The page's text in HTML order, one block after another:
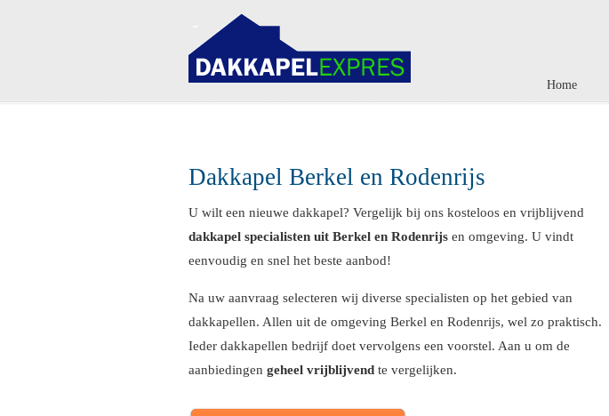
Home
Navigation
Dakkapel Berkel en Rodenrijs
U wilt een nieuwe dakkapel? Vergelijk bij ons kosteloos en vrijblijvend
dakkapel specialisten uit Berkel en Rodenrijs en omgeving. U vindt
eenvoudig en snel het beste aanbod!
Na uw aanvraag selecteren wij diverse specialisten op het gebied van
dakkapellen. Allen uit de omgeving Berkel en Rodenrijs, wel zo praktisch.
Ieder dakkapellen bedrijf doet vervolgens een voorstel. Aan u om de
aanbiedingen geheel vrijblijvend te vergelijken.